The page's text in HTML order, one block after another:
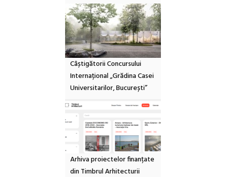
Câștigătorii Concursului
Internațional „Grădina Casei
Universitarilor, București”
Arhiva proiectelor finanțate
din Timbrul Arhitecturii